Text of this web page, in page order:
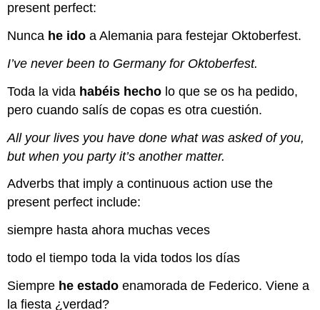
present perfect:
Nunca he ido a Alemania para festejar Oktoberfest.
I’ve never been to Germany for Oktoberfest.
Toda la vida habéis hecho lo que se os ha pedido,
pero cuando salís de copas es otra cuestión.
All your lives you have done what was asked of you,
but when you party it’s another matter.
Adverbs that imply a continuous action use the
present perfect include:
siempre hasta ahora muchas veces
todo el tiempo toda la vida todos los días
Siempre he estado enamorada de Federico. Viene a
la fiesta ¿verdad?